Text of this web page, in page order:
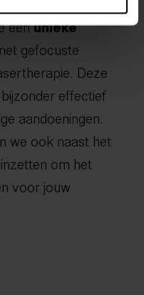
eenunieke
gefocuste
Deze
effectief
aandoeningen.
we ook naast het
om het
voor jouw